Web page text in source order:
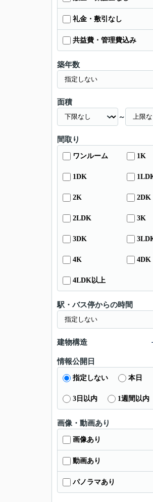
礼金・敷引なし
共益費・管理費込み
築年数
面積
～
間取り
ワンルーム 1K
1DK
2K 2DK
2LDK 3K
3DK
4K 4DK
4LDK以上
駅・バス停からの時間
建物構造
情報公開日
指定しない 本日
3日以内 1週間以内
画像・動画あり
画像あり
動画あり
パノラマあり